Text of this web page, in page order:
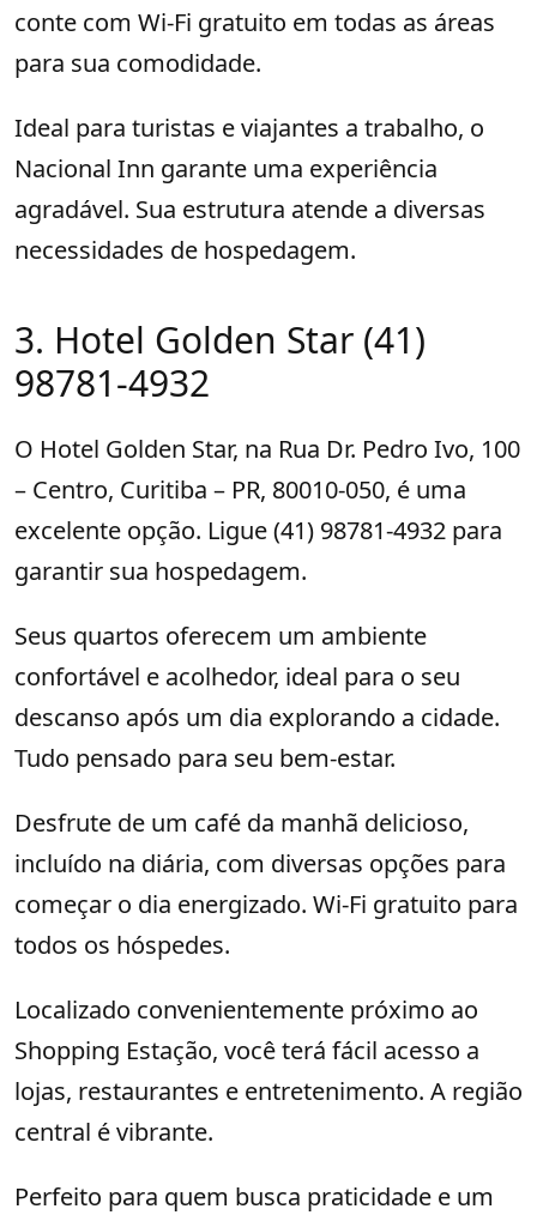
conte com Wi-Fi gratuito em todas as áreas
para sua comodidade.
Ideal para turistas e viajantes a trabalho, o
Nacional Inn garante uma experiência
agradável. Sua estrutura atende a diversas
necessidades de hospedagem.
3. Hotel Golden Star (41)
98781-4932
O Hotel Golden Star, na Rua Dr. Pedro Ivo, 100
– Centro, Curitiba – PR, 80010-050, é uma
excelente opção. Ligue (41) 98781-4932 para
garantir sua hospedagem.
Seus quartos oferecem um ambiente
confortável e acolhedor, ideal para o seu
descanso após um dia explorando a cidade.
Tudo pensado para seu bem-estar.
Desfrute de um café da manhã delicioso,
incluído na diária, com diversas opções para
começar o dia energizado. Wi-Fi gratuito para
todos os hóspedes.
Localizado convenientemente próximo ao
Shopping Estação, você terá fácil acesso a
lojas, restaurantes e entretenimento. A região
central é vibrante.
Perfeito para quem busca praticidade e um